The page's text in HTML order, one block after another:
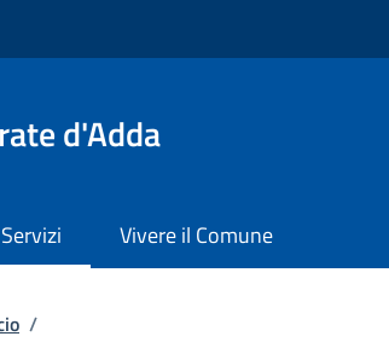
d'Adda
Servizi Vivere il Comune
/